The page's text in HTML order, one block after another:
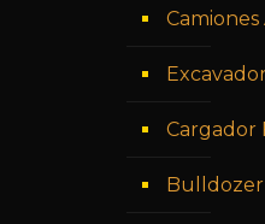
Camiones
Cargador
Bulldozer